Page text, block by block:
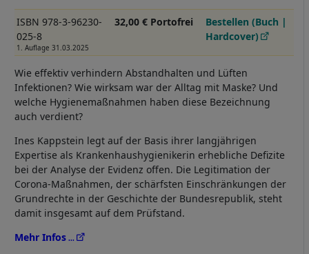
ISBN 978-3-96230-
025-8
1. Auflage 31.03.2025
32,00 € Portofrei
Bestellen (Buch |
Hardcover)
Wie eﬀektiv verhindern Abstandhalten und Lüften
Infektionen? Wie wirksam war der Alltag mit Maske? Und
welche Hygienemaßnahmen haben diese Bezeichnung
auch verdient?
Ines Kappstein legt auf der Basis ihrer langjährigen
Expertise als Krankenhaushygienikerin erhebliche Deﬁzite
bei der Analyse der Evidenz oﬀen. Die Legitimation der
Corona-Maßnahmen, der schärfsten Einschränkungen der
Grundrechte in der Geschichte der Bundesrepublik, steht
damit insgesamt auf dem Prüfstand.
Mehr Infos